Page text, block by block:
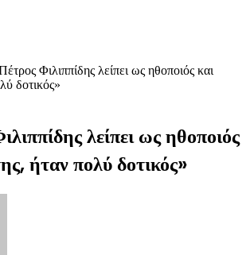
Φιλιππίδης λείπει ως ηθοποιός και
δοτικός»
λείπει ως ηθοποιός
ήταν πολύ δοτικός»